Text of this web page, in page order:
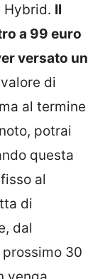
Hybrid. Il
a 99 euro
versato un
di
al termine
potrai
questa
al
di
dal
30